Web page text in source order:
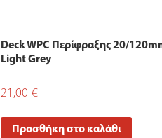
Deck WPC Περίφραξης 20/
Light Grey
21,00 €
Προσθήκη στο καλάθι